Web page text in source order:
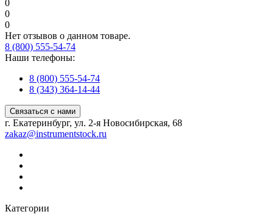
0
0
0
Нет отзывов о данном товаре.
8 (800) 555-54-74
Наши телефоны:
8 (800) 555-54-74
8 (343) 364-14-44
Связаться с нами
г. Екатеринбург, ул. 2-я Новосибирская, 68
zakaz@instrumentstock.ru
Категории